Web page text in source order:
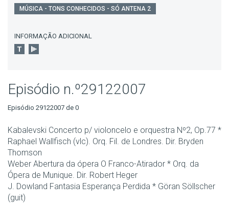
MÚSICA - TONS CONHECIDOS - SÓ ANTENA 2
INFORMAÇÃO ADICIONAL
Episódio n.º29122007
Episódio 29122007 de 0
Kabalevski Concerto p/ violoncelo e orquestra Nº2, Op.77 *
Raphael Wallfisch (vlc). Orq. Fil. de Londres. Dir. Bryden
Thomson
Weber Abertura da ópera O Franco-Atirador * Orq. da
Ópera de Munique. Dir. Robert Heger
J. Dowland Fantasia Esperança Perdida * Göran Söllscher
(guit)